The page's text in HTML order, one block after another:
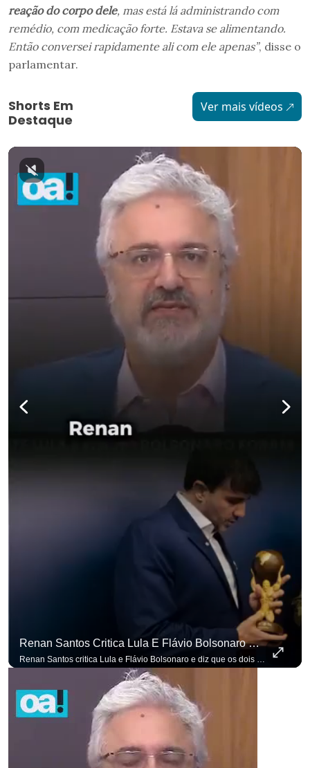
reação do corpo dele, mas está lá administrando com
remédio, com medicação forte. Estava se alimentando.
Então conversei rapidamente ali com ele apenas”, disse o
parlamentar.
Shorts Em
Destaque
Ver mais vídeos
Renan Santos Critica Lula E Flávio Bolsonaro E Diz Que Os Dois São Lados Da Mesma Moeda.
Renan Santos critica Lula e Flávio Bolsonaro e diz que os dois são lados da mesma moeda. #OAntagonista Se você busca informação com credibilidade, inscreva-se agora e ative o